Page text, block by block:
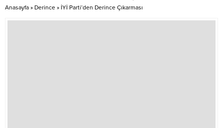
Anasayfa » Derince » İYİ Parti’den Derince Çıkarması